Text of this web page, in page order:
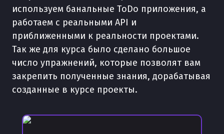
используем банальные ToDo приложения, а
работаем с реальными API и
приближенными к реальности проектами.
Так же для курса было сделано большое
число упражнений, которые позволят вам
закрепить полученные знания, дорабатывая
созданные в курсе проекты.